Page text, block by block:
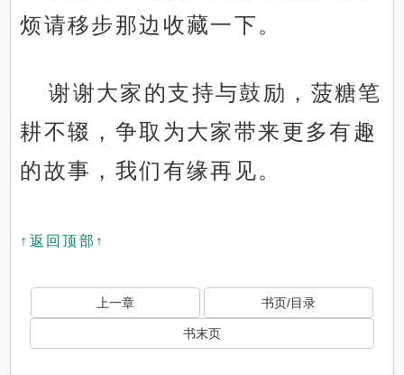
烦请移步那边收藏一下。
谢谢大家的支持与鼓励，菠糖笔
耕不辍，争取为大家带来更多有趣
的故事，我们有缘再见。
↑返回顶部↑
上一章 书页/目录
书末页